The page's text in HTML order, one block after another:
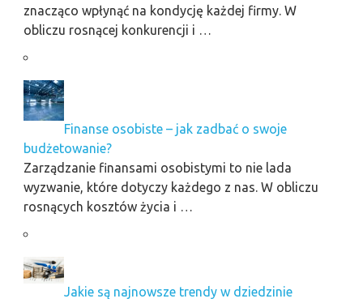
znacząco wpłynąć na kondycję każdej firmy. W
obliczu rosnącej konkurencji i …
Finanse osobiste – jak zadbać o swoje
budżetowanie?
Zarządzanie finansami osobistymi to nie lada
wyzwanie, które dotyczy każdego z nas. W obliczu
rosnących kosztów życia i …
Jakie są najnowsze trendy w dziedzinie